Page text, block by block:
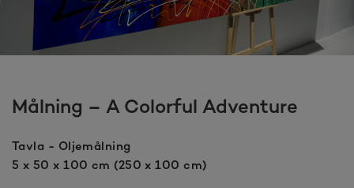
Målning – A Colorful Adventure
Tavla - Oljemålning
5 x 50 x 100 cm (250 x 100 cm)